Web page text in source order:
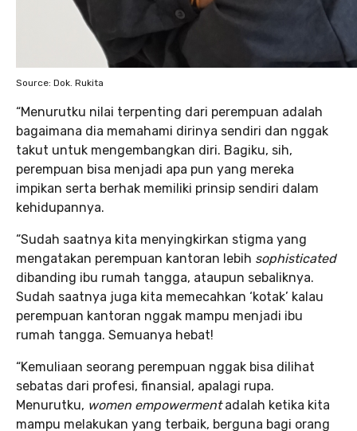
Source: Dok. Rukita
“Menurutku nilai terpenting dari perempuan adalah
bagaimana dia memahami dirinya sendiri dan nggak
takut untuk mengembangkan diri. Bagiku, sih,
perempuan bisa menjadi apa pun yang mereka
impikan serta berhak memiliki prinsip sendiri dalam
kehidupannya.
“Sudah saatnya kita menyingkirkan stigma yang
mengatakan perempuan kantoran lebih sophisticated
dibanding ibu rumah tangga, ataupun sebaliknya.
Sudah saatnya juga kita memecahkan ‘kotak’ kalau
perempuan kantoran nggak mampu menjadi ibu
rumah tangga. Semuanya hebat!
“Kemuliaan seorang perempuan nggak bisa dilihat
sebatas dari profesi, finansial, apalagi rupa.
Menurutku, women empowermentadalah ketika kita
mampu melakukan yang terbaik, berguna bagi orang